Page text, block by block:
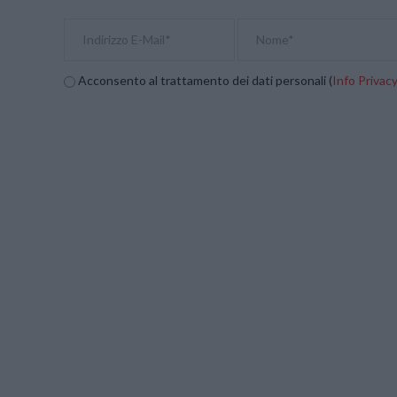
Acconsento al trattamento dei dati personali (Info Privacy